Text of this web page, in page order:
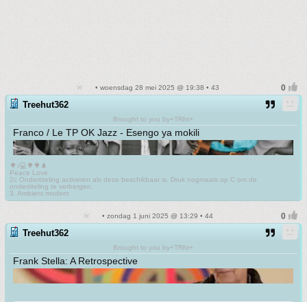
• woensdag 28 mei 2025 @ 19:38 • 43
Treehut362
Brought to you by+TRht+
Franco / Le TP OK Jazz - Esengo ya mokili
🌳♪💻🌳🌳🌲
Peace Love
2c Ondertiteling activeren als deze beschikbaar is. Druk nogmaals op C om de
ondertiteling te verbergen.
3. Ambient modern
• zondag 1 juni 2025 @ 13:29 • 44
Treehut362
Brought to you by+TRht+
Frank Stella: A Retrospective